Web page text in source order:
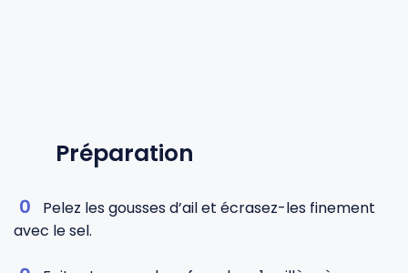
Préparation
Pelez les gousses d’ail et écrasez-les finement
avec le sel.